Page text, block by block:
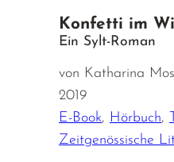
Konfetti im
Ein Sylt-Roman
von Katharina
2019
E-Book, Hörbuch,
Zeitgenössische